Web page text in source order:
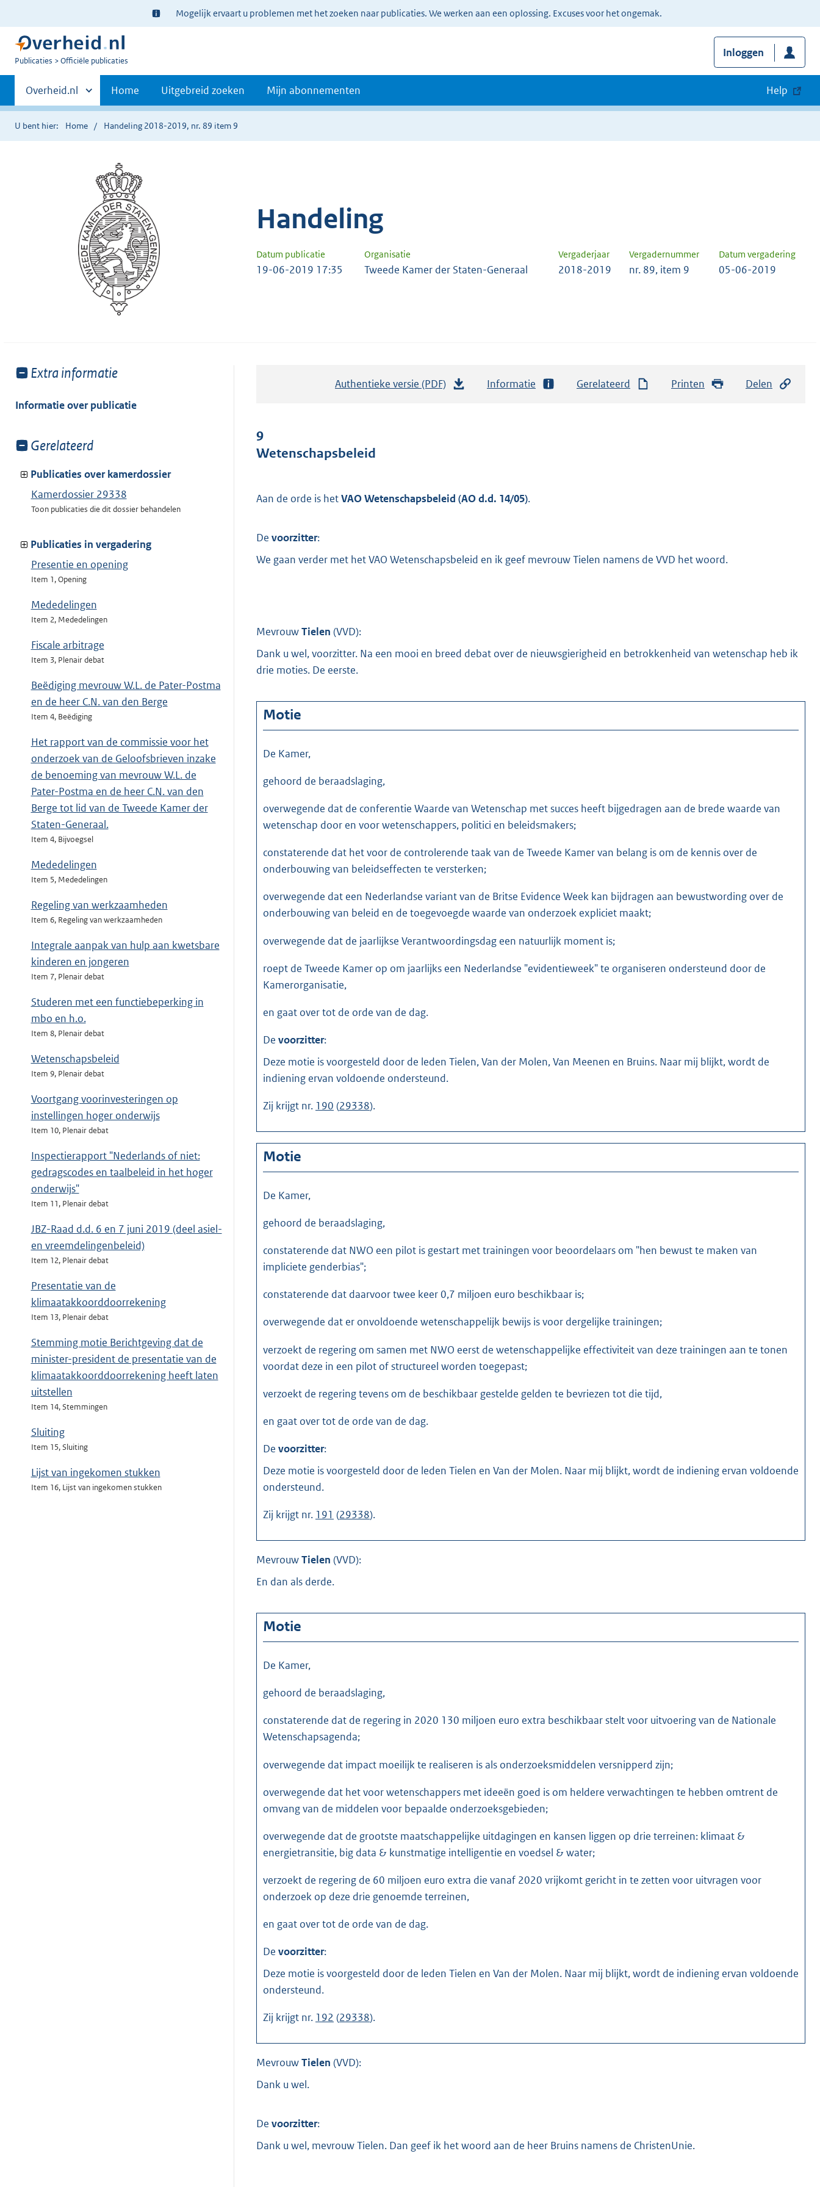
Ter
informatie:
Mogelijk ervaart u problemen met het zoeken naar publicaties. We werken aan een oplossing. Excuses voor het ongemak.
U
Publicaties Officiële publicaties
Inloggen
Primaire
navigatie
Andere
sites
binnen
Overheid.nl Home Uitgebreid zoeken Mijn abonnementen Help
U bent hier: Home Handeling 2018-2019, nr. 89 item 9
Handeling
Datum publicatie Organisatie Vergaderjaar Vergadernummer Datum vergadering
19-06-2019 17:35 Tweede Kamer der Staten-Generaal 2018-2019 nr. 89, item 9 05-06-2019
Toon
van:
Extra informatie
Informatie over publicatie
Toon
van:
Gerelateerd
Publicaties over kamerdossier
Kamerdossier 29338
Toon publicaties die dit dossier behandelen
Publicaties in vergadering
Presentie en opening
Item 1, Opening
Mededelingen
Item 2, Mededelingen
Fiscale arbitrage
Item 3, Plenair debat
Beëdiging mevrouw W.L. de Pater-Postma
en de heer C.N. van den Berge
Item 4, Beëdiging
Het rapport van de commissie voor het
onderzoek van de Geloofsbrieven inzake
de benoeming van mevrouw W.L. de
Pater-Postma en de heer C.N. van den
Berge tot lid van de Tweede Kamer der
Staten-Generaal.
Item 4, Bijvoegsel
Mededelingen
Item 5, Mededelingen
Regeling van werkzaamheden
Item 6, Regeling van werkzaamheden
Integrale aanpak van hulp aan kwetsbare
kinderen en jongeren
Item 7, Plenair debat
Studeren met een functiebeperking in
mbo en h.o.
Item 8, Plenair debat
Wetenschapsbeleid
Item 9, Plenair debat
Voortgang voorinvesteringen op
instellingen hoger onderwijs
Item 10, Plenair debat
Inspectierapport "Nederlands of niet:
gedragscodes en taalbeleid in het hoger
onderwijs"
Item 11, Plenair debat
JBZ-Raad d.d. 6 en 7 juni 2019 (deel asiel-
en vreemdelingenbeleid)
Item 12, Plenair debat
Presentatie van de
klimaatakkoorddoorrekening
Item 13, Plenair debat
Stemming motie Berichtgeving dat de
minister-president de presentatie van de
klimaatakkoorddoorrekening heeft laten
uitstellen
Item 14, Stemmingen
Sluiting
Item 15, Sluiting
Lijst van ingekomen stukken
Item 16, Lijst van ingekomen stukken
Authentieke versie (PDF)
s
o
Informatie Gerelateerd Printen Delen
9
Wetenschapsbeleid
Aan de orde is hetVAO Wetenschapsbeleid (AO d.d. 14/05).
De voorzitter:
We gaan verder met het VAO Wetenschapsbeleid en ik geef mevrouw Tielen namens de VVD het woord.
MevrouwTielen (VVD):
Dank u wel, voorzitter. Na een mooi en breed debat over de nieuwsgierigheid en betrokkenheid van wetenschap heb ik
drie moties. De eerste.
Motie
De Kamer,
gehoord de beraadslaging,
overwegende dat de conferentie Waarde van Wetenschap met succes heeft bijgedragen aan de brede waarde van
wetenschap door en voor wetenschappers, politici en beleidsmakers;
constaterende dat het voor de controlerende taak van de Tweede Kamer van belang is om de kennis over de
onderbouwing van beleidseffecten te versterken;
overwegende dat een Nederlandse variant van de Britse Evidence Week kan bijdragen aan bewustwording over de
onderbouwing van beleid en de toegevoegde waarde van onderzoek expliciet maakt;
overwegende dat de jaarlijkse Verantwoordingsdag een natuurlijk moment is;
roept de Tweede Kamer op om jaarlijks een Nederlandse "evidentieweek" te organiseren ondersteund door de
Kamerorganisatie,
en gaat over tot de orde van de dag.
De voorzitter:
Deze motie is voorgesteld door de leden Tielen, Van der Molen, Van Meenen en Bruins. Naar mij blijkt, wordt de
indiening ervan voldoende ondersteund.
Zij krijgt nr. 190 (29338).
Motie
De Kamer,
gehoord de beraadslaging,
constaterende dat NWO een pilot is gestart met trainingen voor beoordelaars om "hen bewust te maken van
impliciete genderbias";
constaterende dat daarvoor twee keer 0,7 miljoen euro beschikbaar is;
overwegende dat er onvoldoende wetenschappelijk bewijs is voor dergelijke trainingen;
verzoekt de regering om samen met NWO eerst de wetenschappelijke effectiviteit van deze trainingen aan te tonen
voordat deze in een pilot of structureel worden toegepast;
verzoekt de regering tevens om de beschikbaar gestelde gelden te bevriezen tot die tijd,
en gaat over tot de orde van de dag.
De voorzitter:
Deze motie is voorgesteld door de leden Tielen en Van der Molen. Naar mij blijkt, wordt de indiening ervan voldoende
ondersteund.
Zij krijgt nr. 191 (29338).
MevrouwTielen (VVD):
En dan als derde.
Motie
De Kamer,
gehoord de beraadslaging,
constaterende dat de regering in 2020 130 miljoen euro extra beschikbaar stelt voor uitvoering van de Nationale
Wetenschapsagenda;
overwegende dat impact moeilijk te realiseren is als onderzoeksmiddelen versnipperd zijn;
overwegende dat het voor wetenschappers met ideeën goed is om heldere verwachtingen te hebben omtrent de
omvang van de middelen voor bepaalde onderzoeksgebieden;
overwegende dat de grootste maatschappelijke uitdagingen en kansen liggen op drie terreinen: klimaat &
energietransitie, big data & kunstmatige intelligentie en voedsel & water;
verzoekt de regering de 60 miljoen euro extra die vanaf 2020 vrijkomt gericht in te zetten voor uitvragen voor
onderzoek op deze drie genoemde terreinen,
en gaat over tot de orde van de dag.
De voorzitter:
Deze motie is voorgesteld door de leden Tielen en Van der Molen. Naar mij blijkt, wordt de indiening ervan voldoende
ondersteund.
Zij krijgt nr. 192 (29338).
MevrouwTielen (VVD):
Dank u wel.
De voorzitter:
Dank u wel, mevrouw Tielen. Dan geef ik het woord aan de heer Bruins namens de ChristenUnie.